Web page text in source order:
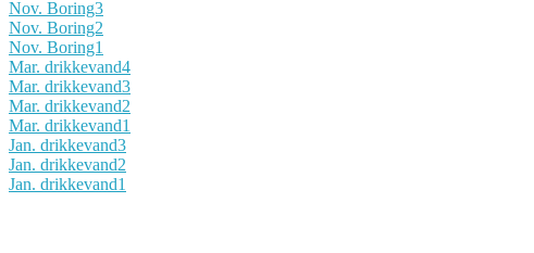
Nov. Boring3
Nov. Boring2
Nov. Boring1
Mar. drikkevand4
Mar. drikkevand3
Mar. drikkevand2
Mar. drikkevand1
Jan. drikkevand3
Jan. drikkevand2
Jan. drikkevand1